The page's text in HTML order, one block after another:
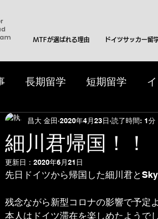
MTFが選ばれる理由 ドイツサッカー留
長期留学 短期留学
ッカー トライアウト プ
カ大学サマーキャンプ
細川君帰国！！
昌大 金田 2020年4月23日 読了時間: 1分
更新日： 2020年6月21日
先日ドイツから帰国した細川君と
残念ながら新型コロナの影響で予定
本人はドイツ滞在を楽しめたようでし